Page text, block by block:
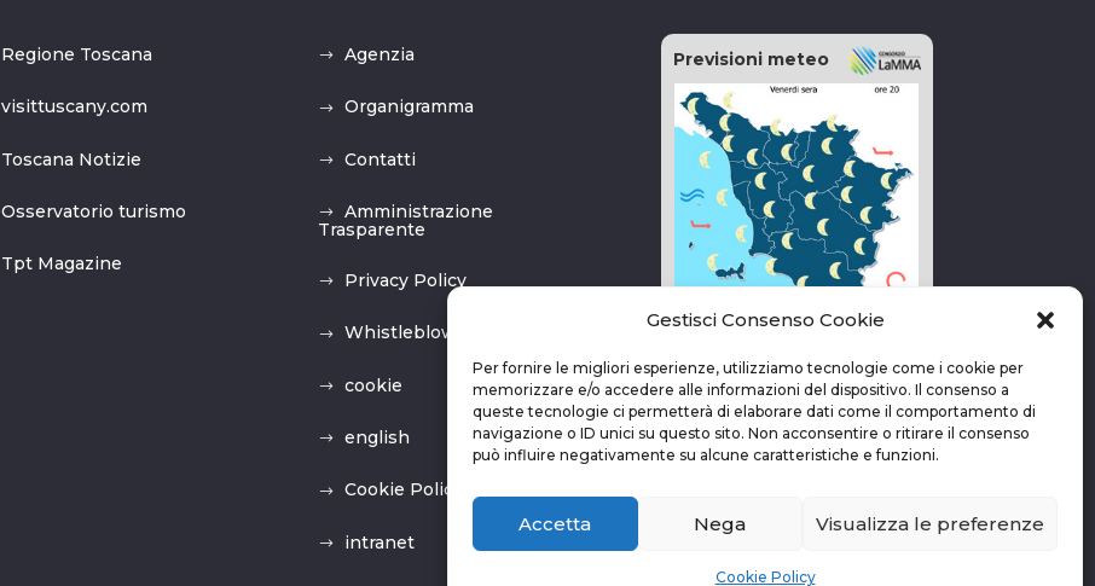
Gestisci Consenso Cookie
Per fornire le migliori esperienze, utilizziamo tecnologie come i cookie per
memorizzare e/o accedere alle informazioni del dispositivo. Il consenso a
queste tecnologie ci permetterà di elaborare dati come il comportamento di
navigazione o ID unici su questo sito. Non acconsentire o ritirare il consenso
può influire negativamente su alcune caratteristiche e funzioni.
Accetta Nega Visualizza le preferenze
Cookie Policy
Regione Toscana
visittuscany.com
Toscana Notizie
Osservatorio turismo
Tpt Magazine
Agenzia
Organigramma
Contatti
Amministrazione
Trasparente
Privacy Policy
Whistleblowing
cookie
english
Cookie Policy (UE)
intranet
Previsioni meteo
vai alla pagina delle previsioni